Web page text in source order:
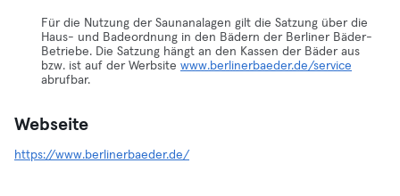
Für die Nutzung der Saunanalagen gilt die Satzung über die
Haus- und Badeordnung in den Bädern der Berliner Bäder-
Betriebe. Die Satzung hängt an den Kassen der Bäder aus
bzw. ist auf der Werbsite www.berlinerbaeder.de/service
abrufbar.
Webseite
https://www.berlinerbaeder.de/